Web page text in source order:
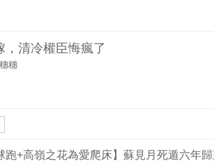
，清冷權臣悔瘋了
穗
跑+高嶺之花為愛爬床】蘇見月死遁六